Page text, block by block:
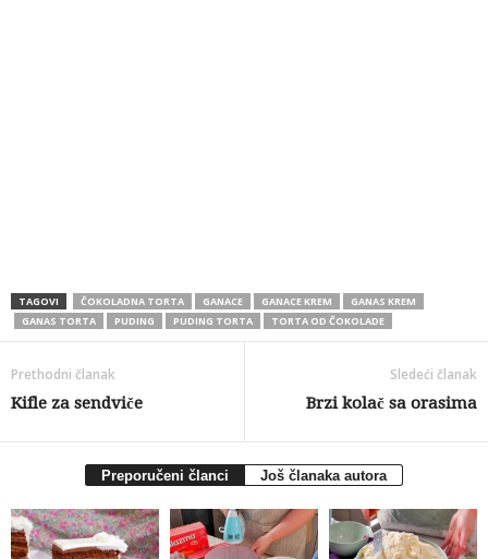
TAGOVI ČOKOLADNA TORTA GANACE GANACE KREM
GANAS KREM
GANAS TORTA
PUDING PUDING TORTA TORTA OD ČOKOLADE
Prethodni članak
Kifle za sendviče
Sledeći članak
Brzi kolač sa orasima
Preporučeni članci Još članaka autora